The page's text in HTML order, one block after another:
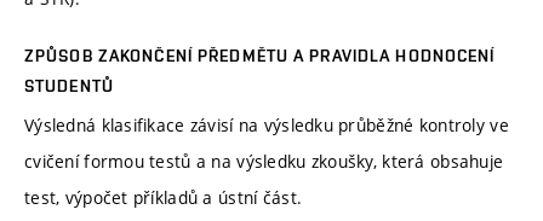
ZPŮSOB ZAKONČENÍ PŘEDMĚTU A PRAVIDLA HODNOCENÍ
STUDENTŮ
Výsledná klasifikace závisí na výsledku průběžné kontroly ve
cvičení formou testů a na výsledku zkoušky, která obsahuje
test, výpočet příkladů a ústní část.